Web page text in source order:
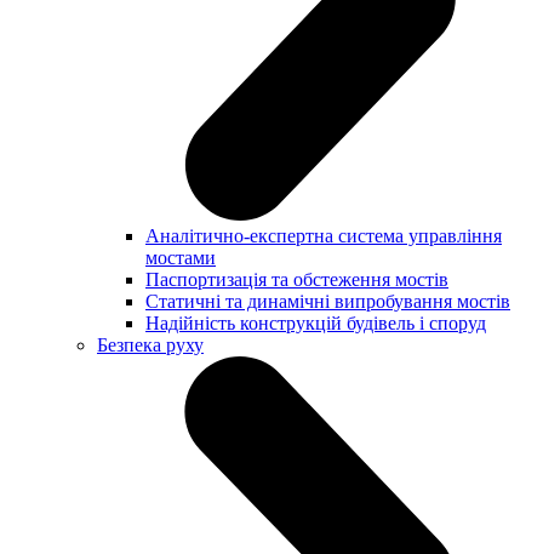
Аналітично-експертна система управління
мостами
Паспортизація та обстеження мостів
Статичні та динамічні випробування мостів
Надійність конструкцій будівель і споруд
Безпека руху